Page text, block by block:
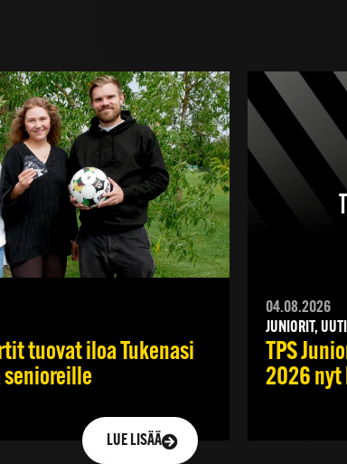
tuovat iloa Tukenasi
LUE LISÄÄ
04.08.2026
JUNIORIT,
TPS
2026 nyt